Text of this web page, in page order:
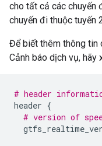
cho tất cả các chuyến
chuyến đi thuộc tuyến
Để biết thêm thông tin
Cảnh báo dịch vụ, hãy
# header
header {
# version of